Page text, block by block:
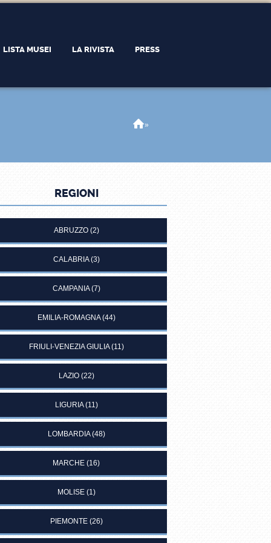
LISTA MUSEI LA RIVISTA PRESS
Home
»
REGIONI
ABRUZZO(2)
CALABRIA(3)
CAMPANIA(7)
EMILIA-ROMAGNA(44)
FRIULI-VENEZIA GIULIA(11)
LAZIO(22)
LIGURIA(11)
LOMBARDIA(48)
MARCHE (16)
MOLISE(1)
PIEMONTE(26)